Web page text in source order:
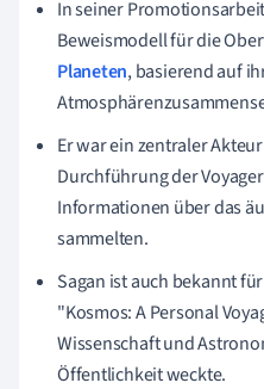
In seiner
Beweismodell für die
Planeten, basierend auf
Er war ein zentraler
Durchführung der
Informationen über das
sammelten.
Sagan ist auch bekannt
"Kosmos: A Personal
Wissenschaft und
Öffentlichkeit weckte.